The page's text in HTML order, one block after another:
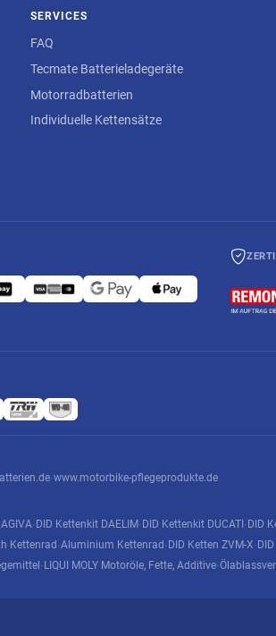
SERVICES
FAQ
Tecmate Batterieladegeräte
Motorradbatterien
Individuelle Kettensätze
·www.motorbike-pflegeprodukte.de
· DID Kettenkit DAELIM· DID Kettenkit DUCATI· DID
Kettenrad·Aluminium Kettenrad· DID Ketten ZVM-X·
· LIQUI MOLY Motoröle, Fette, Additive·